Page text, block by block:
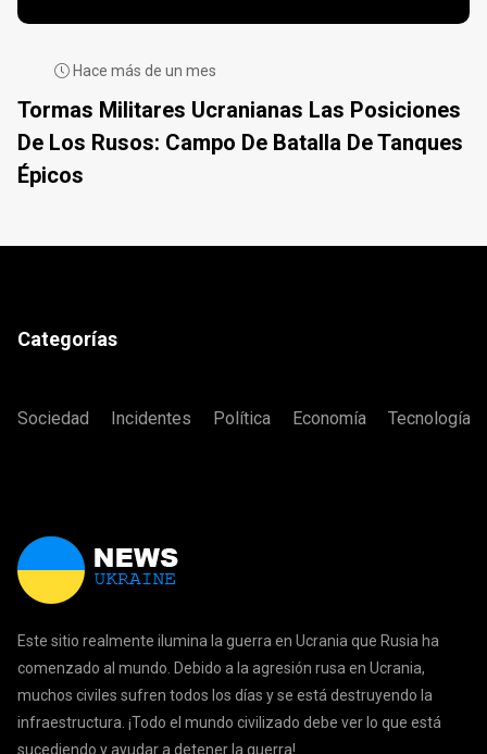
Hace más de un mes
Tormas Militares Ucranianas Las Posiciones
De Los Rusos: Campo De Batalla De Tanques
Épicos
Categorías
Sociedad Incidentes Política Economía Tecnología
Este sitio realmente ilumina la guerra en Ucrania que Rusia ha
comenzado al mundo. Debido a la agresión rusa en Ucrania,
muchos civiles sufren todos los días y se está destruyendo la
infraestructura. ¡Todo el mundo civilizado debe ver lo que está
sucediendo y ayudar a detener la guerra!